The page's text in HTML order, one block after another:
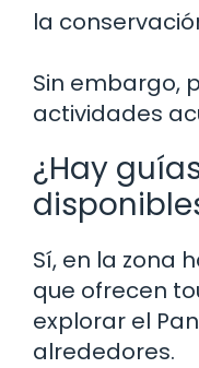
la
Sin embargo,
actividades
¿Hay
Sí, en la zona
que ofrecen
explorar el
alrededores.